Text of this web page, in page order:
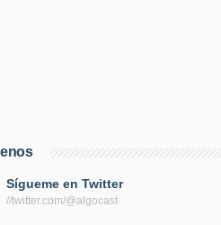
Sígueme en Twitter
//twitter.com/@algocast